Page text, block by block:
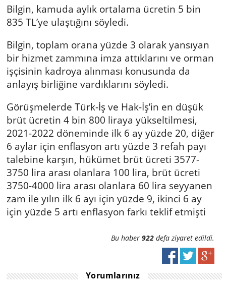
Bilgin, kamuda aylık ortalama ücretin 5 bin
835 TL’ye ulaştığını söyledi.
Bilgin, toplam orana yüzde 3 olarak yansıyan
bir hizmet zammına imza attıklarını ve orman
işçisinin kadroya alınması konusunda da
anlayış birliğine vardıklarını söyledi.
Görüşmelerde Türk-İş ve Hak-İş’in en düşük
brüt ücretin 4 bin 800 liraya yükseltilmesi,
2021-2022 döneminde ilk 6 ay yüzde 20, diğer
6 aylar için enflasyon artı yüzde 3 refah payı
talebine karşın, hükümet brüt ücreti 3577-
3750 lira arası olanlara 100 lira, brüt ücreti
3750-4000 lira arası olanlara 60 lira seyyanen
zam ile yılın ilk 6 ayı için yüzde 9, ikinci 6 ay
için yüzde 5 artı enflasyon farkı teklif etmişti
Bu haber 922defa ziyaret edildi.
Yorumlarınız